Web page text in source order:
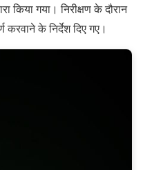
किया गया। निरीक्षण के दौरान
करवाने के निर्देश दिए गए।